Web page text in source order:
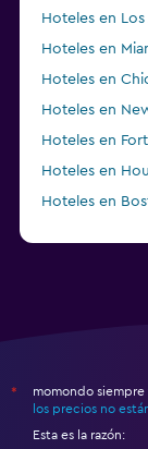
Hoteles en Los
Hoteles en
Hoteles en
Hoteles en
Hoteles en
Hoteles en
Hoteles en
*
momondo
los precios no
Esta es la razón: